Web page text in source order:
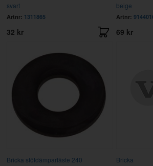
svart
Artnr: 1311865
32 kr
beige
Artnr:
69 kr
Bricka stötdämparfäste 240 Bricka